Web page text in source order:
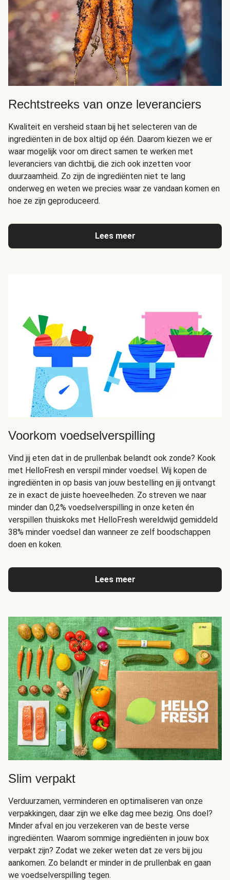
Rechtstreeks van onze leveranciers
Kwaliteit en versheid staan bij het selecteren van de
ingrediënten in de box altijd op één. Daarom kiezen we er
waar mogelijk voor om direct samen te werken met
leveranciers van dichtbij, die zich ook inzetten voor
duurzaamheid. Zo zijn de ingrediënten niet te lang
onderweg en weten we precies waar ze vandaan komen en
hoe ze zijn geproduceerd.
Lees meer
Voorkom voedselverspilling
Vind jij eten dat in de prullenbak belandt ook zonde? Kook
met HelloFresh en verspil minder voedsel. Wij kopen de
ingrediënten in op basis van jouw bestelling en jij ontvangt
ze in exact de juiste hoeveelheden. Zo streven we naar
minder dan 0,2% voedselverspilling in onze keten én
verspillen thuiskoks met HelloFresh wereldwijd gemiddeld
38% minder voedsel dan wanneer ze zelf boodschappen
doen en koken.
Lees meer
Slim verpakt
Verduurzamen, verminderen en optimaliseren van onze
verpakkingen, daar zijn we elke dag mee bezig. Ons doel?
Minder afval en jou verzekeren van de beste verse
ingrediënten. Waarom sommige ingrediënten in jouw box
verpakt zijn? Zodat we zeker weten dat ze vers bij jou
aankomen. Zo belandt er minder in de prullenbak en gaan
we voedselverspilling tegen.